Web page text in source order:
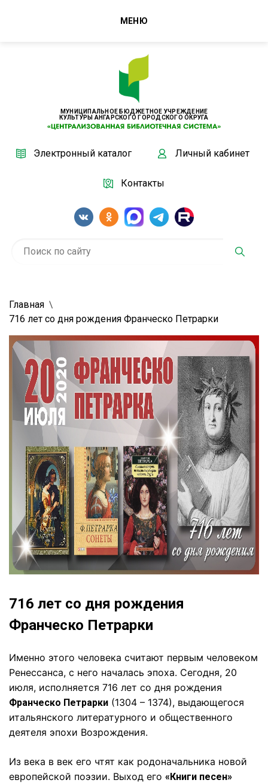
МУНИЦИПАЛЬНОЕ БЮДЖЕТНОЕ УЧРЕЖДЕНИЕ
КУЛЬТУРЫ АНГАРСКОГО ГОРОДСКОГО ОКРУГА
Электронный каталог Личный кабинет
Контакты
МЕНЮ
Главная
716 лет со дня рождения Франческо Петрарки
716 лет со дня рождения
Франческо Петрарки
Именно этого человека считают первым человеком
Ренессанса, с него началась эпоха. Сегодня, 20
июля, исполняется 716 лет со дня рождения
Франческо Петрарки (1304 – 1374), выдающегося
итальянского литературного и общественного
деятеля эпохи Возрождения.
Из века в век его чтят как родоначальника новой
европейской поэзии. Выход его «Книги песен»